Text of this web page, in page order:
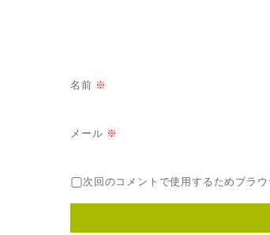
名前 ※
メール ※
次回のコメントで使用するためブラ